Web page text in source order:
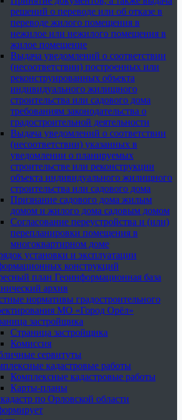
решений о переводе или об отказе в
переводе жилого помещения в
нежилое или нежилого помещения в
жилое помещение
Выдача уведомлений о соответствии
(несоответствии) построенных или
реконструированных объекта
индивидуального жилищного
строительства или садового дома
требованиям законодательства о
градостроительной деятельности
Выдача уведомлений о соответствии
(несоответствии) указанных в
уведомлении о планируемых
строительстве или реконструкции
объекта индивидуального жилищного
строительства или садового дома
Признание садового дома жилым
домом и жилого дома садовым домом
Согласование переустройства и (или)
перепланировки помещения в
многоквартирном доме
установки и эксплуатации
конструкций
план Геоинформационная база
архив
нормативы градостроительного
МО «Город Орёл»
застройщика
Страница застройщика
Комиссия
сервитуты
кадастровые работы
Комплексные кадастровые работы
Карты-планы
по Орловской области